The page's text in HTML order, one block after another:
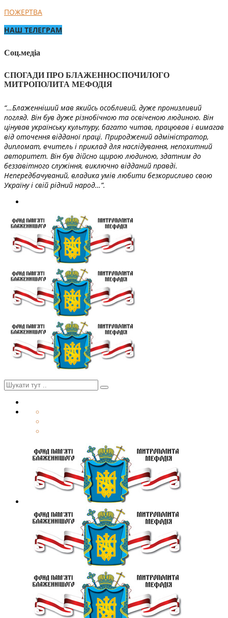
ПОЖЕРТВА
НАШ ТЕЛЕГРАМ
Соц.медіа
СПОГАДИ ПРО БЛАЖЕННОСПОЧИЛОГО
МИТРОПОЛИТА МЕФОДІЯ
“…Блаженніший мав якийсь особливий, дуже пронизливий
погляд. Він був дуже різнобічною та освіченою людиною. Він
цінував українську культуру, багато читав, працював і вимагав
від оточення відданої праці. Природжений адміністратор,
дипломат, вчитель і приклад для наслідування, непохитний
авторитет. Він був дійсно щирою людиною, здатним до
беззавітного служіння, виключно відданий правді.
Непередбачуваний, владика умів любити безкорисливо свою
Україну і свій рідний народ…”.